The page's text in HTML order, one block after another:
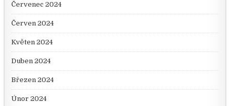
Červenec 2024
Červen 2024
Květen 2024
Duben 2024
Březen 2024
Únor 2024